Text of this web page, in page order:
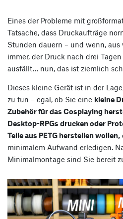
Eines der Probleme mit
Tatsache, dass Druckaufträge
Stunden dauern – und wenn,
immer, der Druck nach drei
ausfällt… nun, das ist ziemlich
Dieses kleine Gerät ist in der
zu tun – egal, ob Sie eine kleine
Zubehör für das Cosplaying
Desktop-RPGs drucken oder
Teile aus PETG herstellen wollen,
minimalem Aufwand erledigen.
Minimalmontage sind Sie bereit